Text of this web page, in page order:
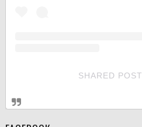
SHARED POST